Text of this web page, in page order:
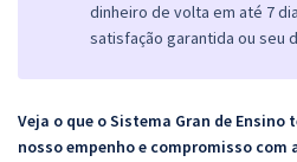
dinheiro de volta em até 7
satisfação garantida ou seu
Veja o que o Sistema Gran de
nosso empenho e compromisso com